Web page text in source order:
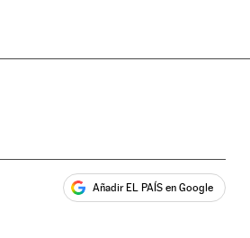
Añadir EL PAÍS en Google